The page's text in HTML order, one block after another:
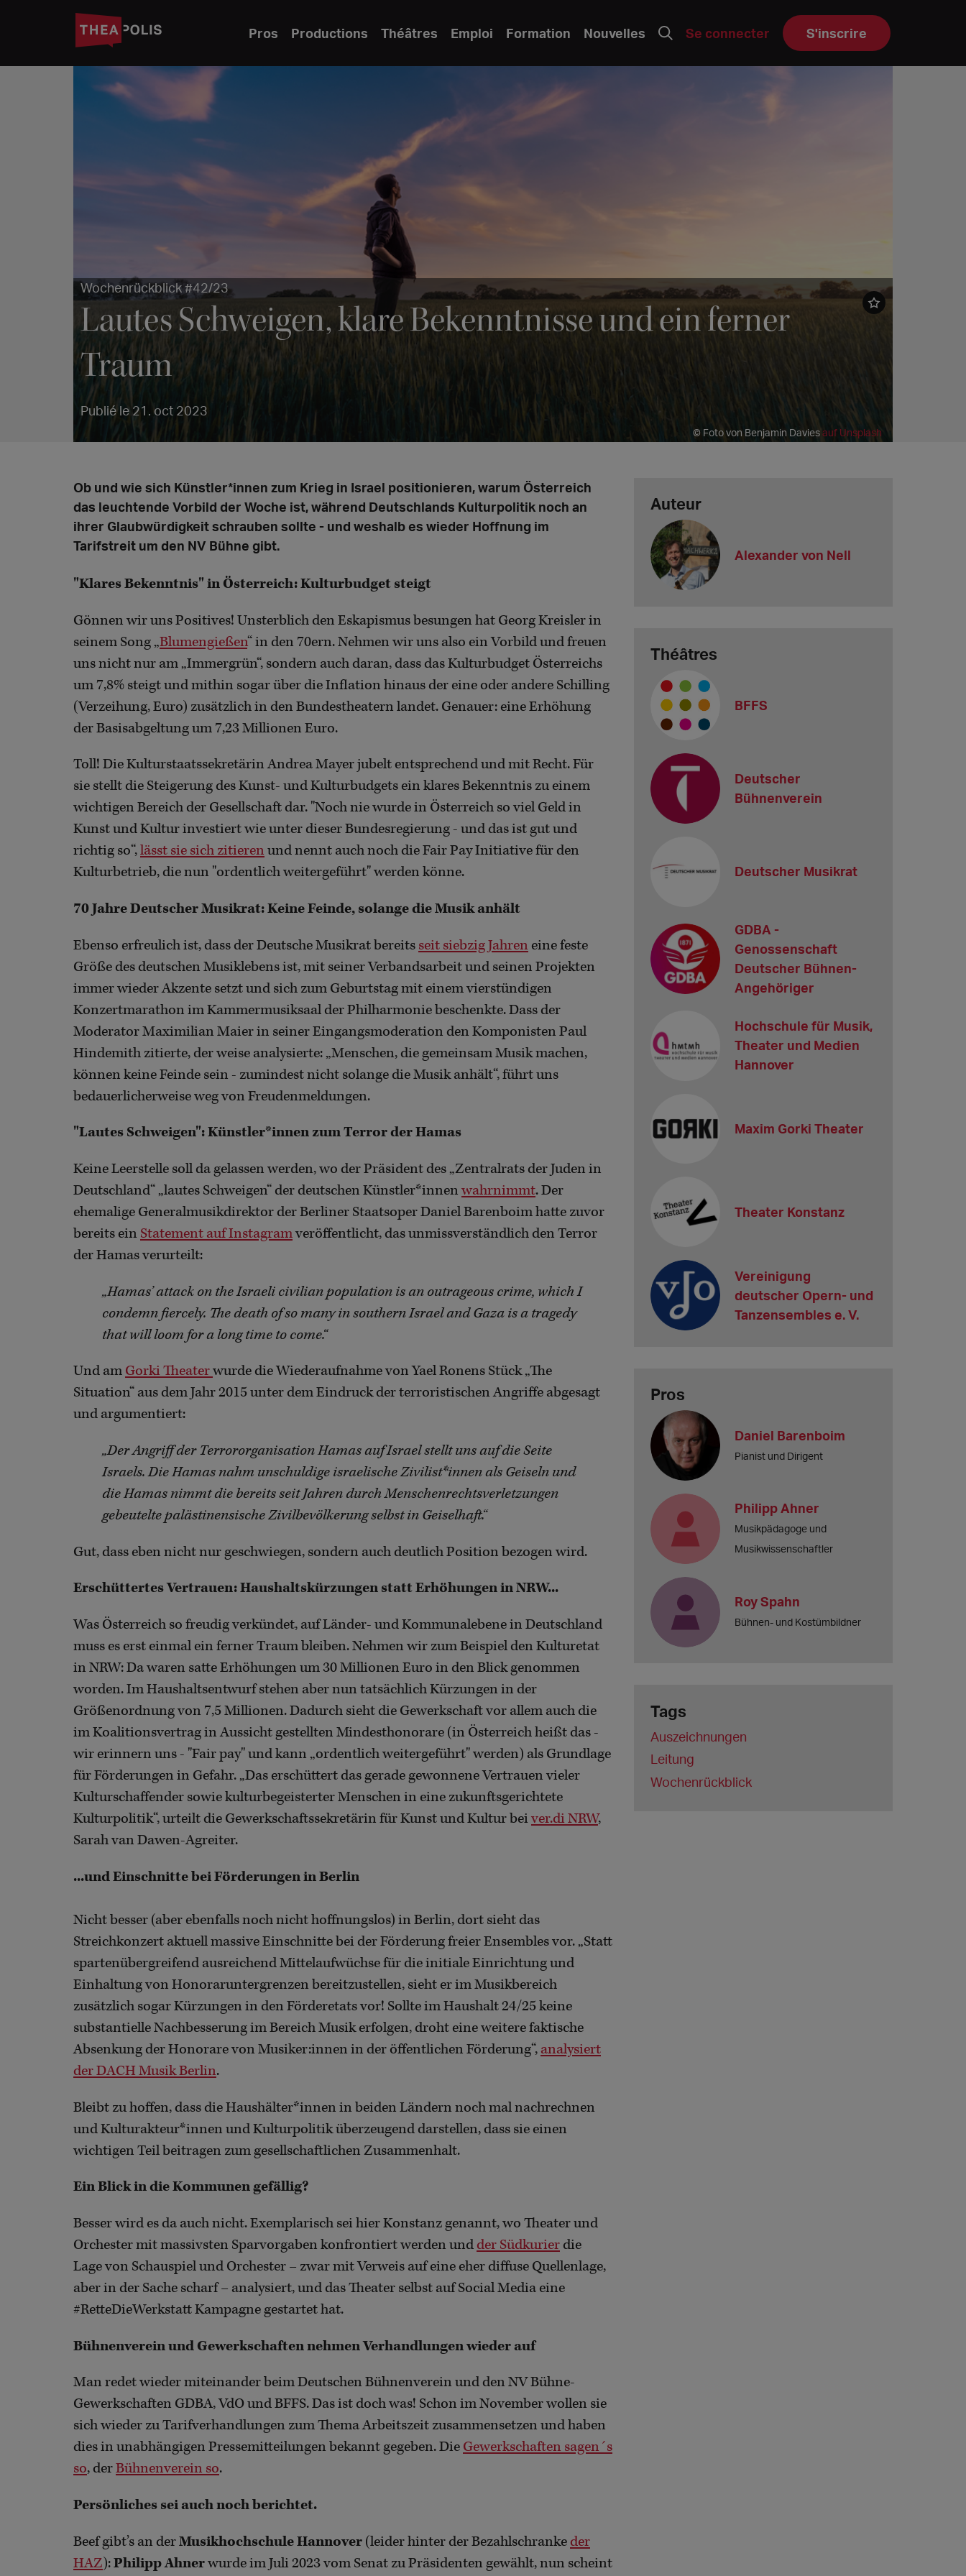
Pros Productions Théâtres Emploi Formation Nouvelles Se connecter S'inscrire
Wochenrückblick #42/23
Lautes Schweigen, klare Bekenntnisse und ein ferner
Traum
Publié le 21. oct 2023
© Foto von Benjamin Daviesauf Unsplash
Ob und wie sich Künstler*innen zum Krieg in Israel positionieren, warum Österreich
das leuchtende Vorbild der Woche ist, während Deutschlands Kulturpolitik noch an
ihrer Glaubwürdigkeit schrauben sollte - und weshalb es wieder Hoffnung im
Tarifstreit um den NV Bühne gibt.
"Klares Bekenntnis" in Österreich: Kulturbudget steigt
Gönnen wir uns Positives! Unsterblich den Eskapismus besungen hat Georg Kreisler in
seinem Song „Blumengießen“ in den 70ern. Nehmen wir uns also ein Vorbild und freuen
uns nicht nur am „Immergrün“, sondern auch daran, dass das Kulturbudget Österreichs
um 7,8% steigt und mithin sogar über die Inflation hinaus der eine oder andere Schilling
(Verzeihung, Euro) zusätzlich in den Bundestheatern landet. Genauer: eine Erhöhung
der Basisabgeltung um 7,23 Millionen Euro.
Toll! Die Kulturstaatssekretärin Andrea Mayer jubelt entsprechend und mit Recht. Für
sie stellt die Steigerung des Kunst- und Kulturbudgets ein klares Bekenntnis zu einem
wichtigen Bereich der Gesellschaft dar. "Noch nie wurde in Österreich so viel Geld in
Kunst und Kultur investiert wie unter dieser Bundesregierung - und das ist gut und
richtig so“,lässt sie sich zitieren und nennt auch noch die Fair Pay Initiative für den
Kulturbetrieb, die nun "ordentlich weitergeführt" werden könne.
70 Jahre Deutscher Musikrat: Keine Feinde, solange die Musik anhält
Ebenso erfreulich ist, dass der Deutsche Musikrat bereits seit siebzig Jahren eine feste
Größe des deutschen Musiklebens ist, mit seiner Verbandsarbeit und seinen Projekten
immer wieder Akzente setzt und sich zum Geburtstag mit einem vierstündigen
Konzertmarathon im Kammermusiksaal der Philharmonie beschenkte. Dass der
Moderator Maximilian Maier in seiner Eingangsmoderation den Komponisten Paul
Hindemith zitierte, der weise analysierte: „Menschen, die gemeinsam Musik machen,
können keine Feinde sein - zumindest nicht solange die Musik anhält“, führt uns
bedauerlicherweise weg von Freudenmeldungen.
"Lautes Schweigen": Künstler*innen zum Terror der Hamas
Keine Leerstelle soll da gelassen werden, wo der Präsident des „Zentralrats der Juden in
Deutschland“ „lautes Schweigen“ der deutschen Künstler*innen wahrnimmt. Der
ehemalige Generalmusikdirektor der Berliner Staatsoper Daniel Barenboim hatte zuvor
bereits ein Statement auf Instagramveröffentlicht, das unmissverständlich den Terror
der Hamas verurteilt:
„Hamas’ attack on the Israeli civilian population is an outrageous crime, which I
condemn fiercely. The death of so many in southern Israel and Gaza is a tragedy
that will loom for a long time to come.“
Und am Gorki Theaterwurde die Wiederaufnahme von Yael Ronens Stück „The
Situation“ aus dem Jahr 2015 unter dem Eindruck der terroristischen Angriffe abgesagt
und argumentiert:
„Der Angriff der Terrororganisation Hamas auf Israel stellt uns auf die Seite
Israels. Die Hamas nahm unschuldige israelische Zivilist*innen als Geiseln und
die Hamas nimmt die bereits seit Jahren durch Menschenrechtsverletzungen
gebeutelte palästinensische Zivilbevölkerung selbst in Geiselhaft.“
Gut, dass eben nicht nur geschwiegen, sondern auch deutlich Position bezogen wird.
Erschüttertes Vertrauen: Haushaltskürzungen statt Erhöhungen in NRW...
Was Österreich so freudig verkündet, auf Länder- und Kommunalebene in Deutschland
muss es erst einmal ein ferner Traum bleiben. Nehmen wir zum Beispiel den Kulturetat
in NRW: Da waren satte Erhöhungen um 30 Millionen Euro in den Blick genommen
worden. Im Haushaltsentwurf stehen aber nun tatsächlich Kürzungen in der
Größenordnung von 7,5 Millionen. Dadurch sieht die Gewerkschaft vor allem auch die
im Koalitionsvertrag in Aussicht gestellten Mindesthonorare (in Österreich heißt das -
wir erinnern uns - "Fair pay" und kann „ordentlich weitergeführt" werden) als Grundlage
für Förderungen in Gefahr. „Das erschüttert das gerade gewonnene Vertrauen vieler
Kulturschaffender sowie kulturbegeisterter Menschen in eine zukunftsgerichtete
Kulturpolitik“, urteilt die Gewerkschaftssekretärin für Kunst und Kultur bei ver.di NRW,
Sarah van Dawen-Agreiter.
...und Einschnitte bei Förderungen in Berlin
Nicht besser (aber ebenfalls noch nicht hoffnungslos) in Berlin, dort sieht das
Streichkonzert aktuell massive Einschnitte bei der Förderung freier Ensembles vor. „Statt
spartenübergreifend ausreichend Mittelaufwüchse für die initiale Einrichtung und
Einhaltung von Honoraruntergrenzen bereitzustellen, sieht er im Musikbereich
zusätzlich sogar Kürzungen in den Förderetats vor! Sollte im Haushalt 24/25 keine
substantielle Nachbesserung im Bereich Musik erfolgen, droht eine weitere faktische
Absenkung der Honorare von Musiker:innen in der öffentlichen Förderung“, analysiert
der DACH Musik Berlin.
Bleibt zu hoffen, dass die Haushälter*innen in beiden Ländern noch mal nachrechnen
und Kulturakteur*innen und Kulturpolitik überzeugend darstellen, dass sie einen
wichtigen Teil beitragen zum gesellschaftlichen Zusammenhalt.
Ein Blick in die Kommunen gefällig?
Besser wird es da auch nicht. Exemplarisch sei hier Konstanz genannt, wo Theater und
Orchester mit massivsten Sparvorgaben konfrontiert werden und der Südkurier die
Lage von Schauspiel und Orchester – zwar mit Verweis auf eine eher diffuse Quellenlage,
aber in der Sache scharf – analysiert, und das Theater selbst auf Social Media eine
#RetteDieWerkstatt Kampagne gestartet hat.
Bühnenverein und Gewerkschaften nehmen Verhandlungen wieder auf
Man redet wieder miteinander beim Deutschen Bühnenverein und den NV Bühne-
Gewerkschaften GDBA, VdO und BFFS. Das ist doch was! Schon im November wollen sie
sich wieder zu Tarifverhandlungen zum Thema Arbeitszeit zusammensetzen und haben
dies in unabhängigen Pressemitteilungen bekannt gegeben. Die Gewerkschaften sagen´s
so, derBühnenverein so.
Persönliches sei auch noch berichtet.
Beef gibt’s an derMusikhochschule Hannover (leider hinter der Bezahlschranke der
HAZ):Philipp Ahnerwurde im Juli 2023 vom Senat zu Präsidenten gewählt, nun scheint
Auteur
Alexander von Nell
Théâtres
BFFS
Deutscher
Bühnenverein
Deutscher Musikrat
GDBA -
Genossenschaft
Deutscher Bühnen-
Angehöriger
Hochschule für Musik,
Theater und Medien
Hannover
Maxim Gorki Theater
Theater Konstanz
Vereinigung
deutscher Opern- und
Tanzensembles e. V.
Pros
Daniel Barenboim
Pianist und Dirigent
Philipp Ahner
Musikpädagoge und
Musikwissenschaftler
Roy Spahn
Bühnen- und Kostümbildner
Tags
Auszeichnungen
Leitung
Wochenrückblick